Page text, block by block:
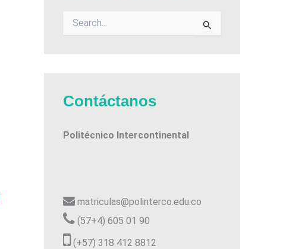
u
p
o
:
Contáctanos
Politécnico Intercontinental
matriculas@polinterco.edu.co
(57+4) 605 01 90
(+57) 318 412 8812